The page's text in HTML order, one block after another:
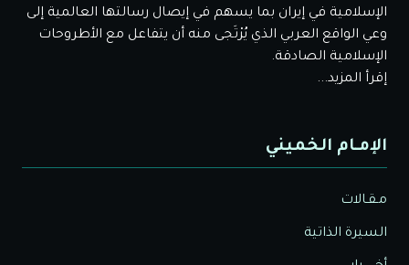
الإسلامية في إيران بما يسهم في إيصال رسالتها العالمية إلى
وعي الواقع العربي الذي يُرْتَجى منه أن يتفاعل مع الأطروحات
الإسلامية الصادقة.
إقرأ المزيد...
الإمـام الخميني
مـقـالات
السيرة الذاتية